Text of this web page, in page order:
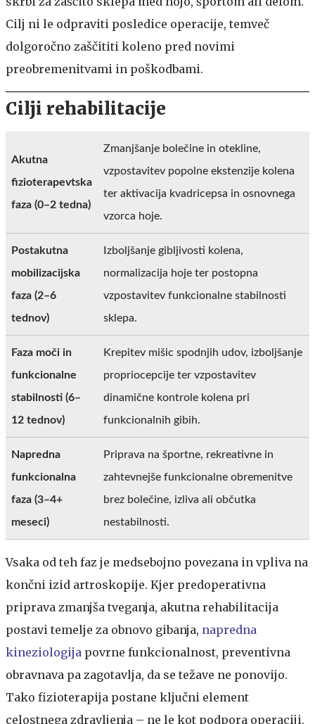
Cilj ni le odpraviti posledice operacije, temveč
dolgoročno zaščititi koleno pred novimi
preobremenitvami in poškodbami.
Cilji rehabilitacije
Akutna
fizioterapevtska
faza (0–2 tedna)
Zmanjšanje bolečine in otekline,
vzpostavitev popolne ekstenzije kolena
ter aktivacija kvadricepsa in osnovnega
vzorca hoje.
Postakutna
mobilizacijska
faza (2–6
tednov)
Izboljšanje gibljivosti kolena,
normalizacija hoje ter postopna
vzpostavitev funkcionalne stabilnosti
sklepa.
Faza moči in
funkcionalne
stabilnosti (6–
12 tednov)
Krepitev mišic spodnjih udov, izboljšanje
propriocepcije ter vzpostavitev
dinamične kontrole kolena pri
funkcionalnih gibih.
Napredna
funkcionalna
faza (3–4+
meseci)
Priprava na športne, rekreativne in
zahtevnejše funkcionalne obremenitve
brez bolečine, izliva ali občutka
nestabilnosti.
Vsaka od teh faz je medsebojno povezana in vpliva na
končni izid artroskopije. Kjer predoperativna
priprava zmanjša tveganja, akutna rehabilitacija
postavi temelje za obnovo gibanja, napredna
kineziologija povrne funkcionalnost, preventivna
obravnava pa zagotavlja, da se težave ne ponovijo.
Tako fizioterapija postane ključni element
celostnega zdravljenja – ne le kot podpora operaciji,